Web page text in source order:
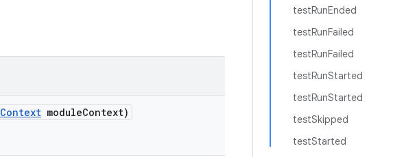
testRunEnded
testRunFailed
testRunFailed
testRunStarted
testRunStarted
testSkipped
testStarted
Context moduleContext)